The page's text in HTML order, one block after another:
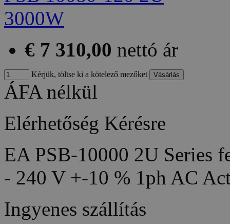
€ 7 310,00 nettó ár
Kérjük, töltse ki a kötelező mezőket
ÁFA nélkül
Elérhetőség Kérésre
EA PSB-10000 2U Series
- 240 V +-10 % 1ph AC
Ingyenes szállítás